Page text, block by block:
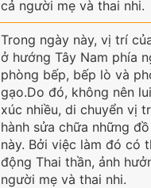
cả người mẹ và thai nhi.
Trong ngày này, vị trí
ở hướng Tây Nam phía
phòng bếp, bếp lò và
gạo.Do đó, không nên
xúc nhiều, di chuyển vị
hành sửa chữa những
này. Bởi việc làm đó có
động Thai thần, ảnh
người mẹ và thai nhi.